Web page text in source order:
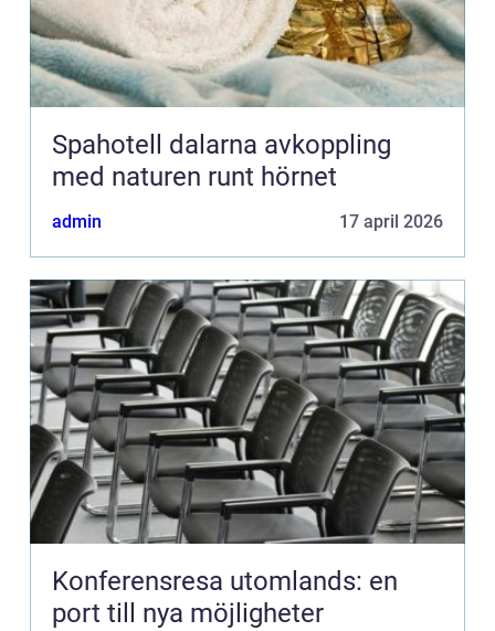
Spahotell dalarna avkoppling
med naturen runt hörnet
admin 17 april 2026
Konferensresa utomlands: en
port till nya möjligheter